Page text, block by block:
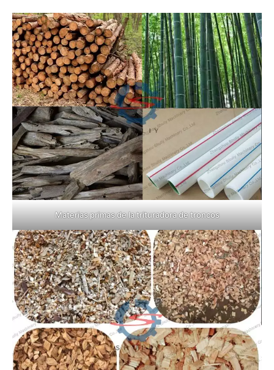
Materias primas de la trituradora de troncos